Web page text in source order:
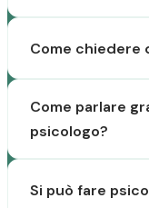
Come chiedere
Come parlare
psicologo?
Si può fare